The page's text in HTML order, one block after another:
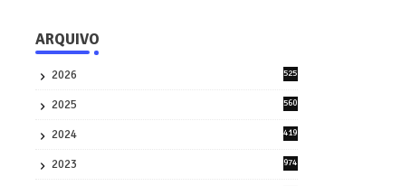
ARQUIVO
2026
525
2025
560
2024
419
2023
974